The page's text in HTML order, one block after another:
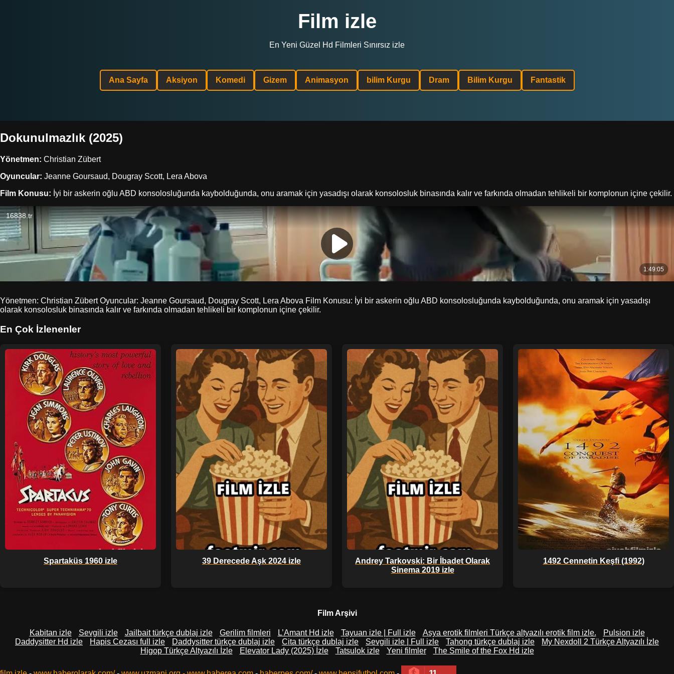
Film izle
En Yeni Güzel Hd Filmleri Sınırsız izle
Ana Sayfa Aksiyon Komedi Gizem Animasyon bilim Kurgu Dram Bilim Kurgu Fantastik
Dokunulmazlık (2025)
Yönetmen: Christian Zübert
Oyuncular: Jeanne Goursaud, Dougray Scott, Lera Abova
Film Konusu: İyi bir askerin oğlu ABD konsolosluğunda kaybolduğunda, onu aramak için yasadışı olarak konsolosluk binasında kalır ve farkında olmadan tehlikeli bir komplonun içine çekilir.
Yönetmen: Christian Zübert Oyuncular: Jeanne Goursaud, Dougray Scott, Lera Abova Film Konusu: İyi bir askerin oğlu ABD konsolosluğunda kaybolduğunda, onu aramak için yasadışı
olarak konsolosluk binasında kalır ve farkında olmadan tehlikeli bir komplonun içine çekilir.
En Çok İzlenenler
Spartaküs 1960 izle 39 Derecede Aşk 2024 izle
Andrey Tarkovski: Bir İbadet Olarak
Sinema 2019 izle
1492 Cennetin Keşfi (1992)
Film Arşivi
Kabitan izle Sevgili izle Jailbait türkçe dublaj izle Gerilim filmleri L’Amant Hd izle Tayuan izle | Full izle Asya erotik filmleri Türkçe altyazılı erotik film izle.
Pulsion izle
Daddysitter Hd izle
Hapis Cezası full izle Daddysitter türkçe dublaj izle Cita türkçe dublaj izle Sevgili izle | Full izle Tahong türkçe dublaj izle
My Nexdoll 2 Türkçe Altyazılı İzle
Higop Türkçe Altyazılı İzle
Elevator Lady (2025) İzle Tatsulok izle Yeni filmler The Smile of the Fox Hd izle